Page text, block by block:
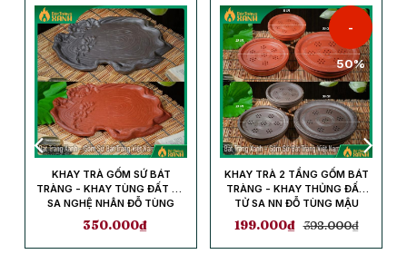
KHAY TRÀ GỐM SỨ BÁT
TRÀNG - KHAY TÙNG ĐẤT TỬ
SA NGHỆ NHÂN ĐỖ TÙNG
MẬU
350.000₫
-
50%
KHAY TRÀ 2 TẦNG GỐM BÁT
TRÀNG - KHAY THỦNG ĐẤT
TỬ SA NN ĐỖ TÙNG MẬU
199.000₫ 398.000₫